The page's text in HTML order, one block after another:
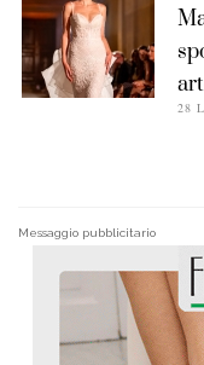
28
Messaggio pubblicitario